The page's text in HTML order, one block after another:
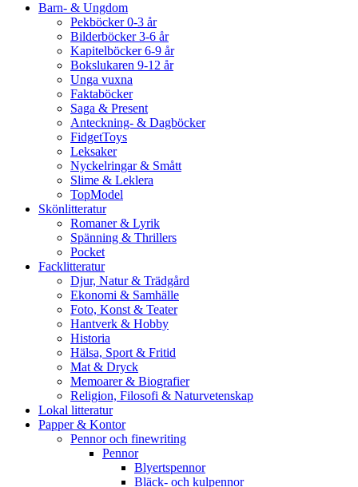
Barn- & Ungdom
Pekböcker 0-3 år
Bilderböcker 3-6 år
Kapitelböcker 6-9 år
Bokslukaren 9-12 år
Unga vuxna
Faktaböcker
Saga & Present
Anteckning- & Dagböcker
FidgetToys
Leksaker
Nyckelringar & Smått
Slime & Leklera
TopModel
Skönlitteratur
Romaner & Lyrik
Spänning & Thrillers
Pocket
Facklitteratur
Djur, Natur & Trädgård
Ekonomi & Samhälle
Foto, Konst & Teater
Hantverk & Hobby
Historia
Hälsa, Sport & Fritid
Mat & Dryck
Memoarer & Biografier
Religion, Filosofi & Naturvetenskap
Lokal litteratur
Papper & Kontor
Pennor och finewriting
Pennor
Blyertspennor
Bläck- och kulpennor